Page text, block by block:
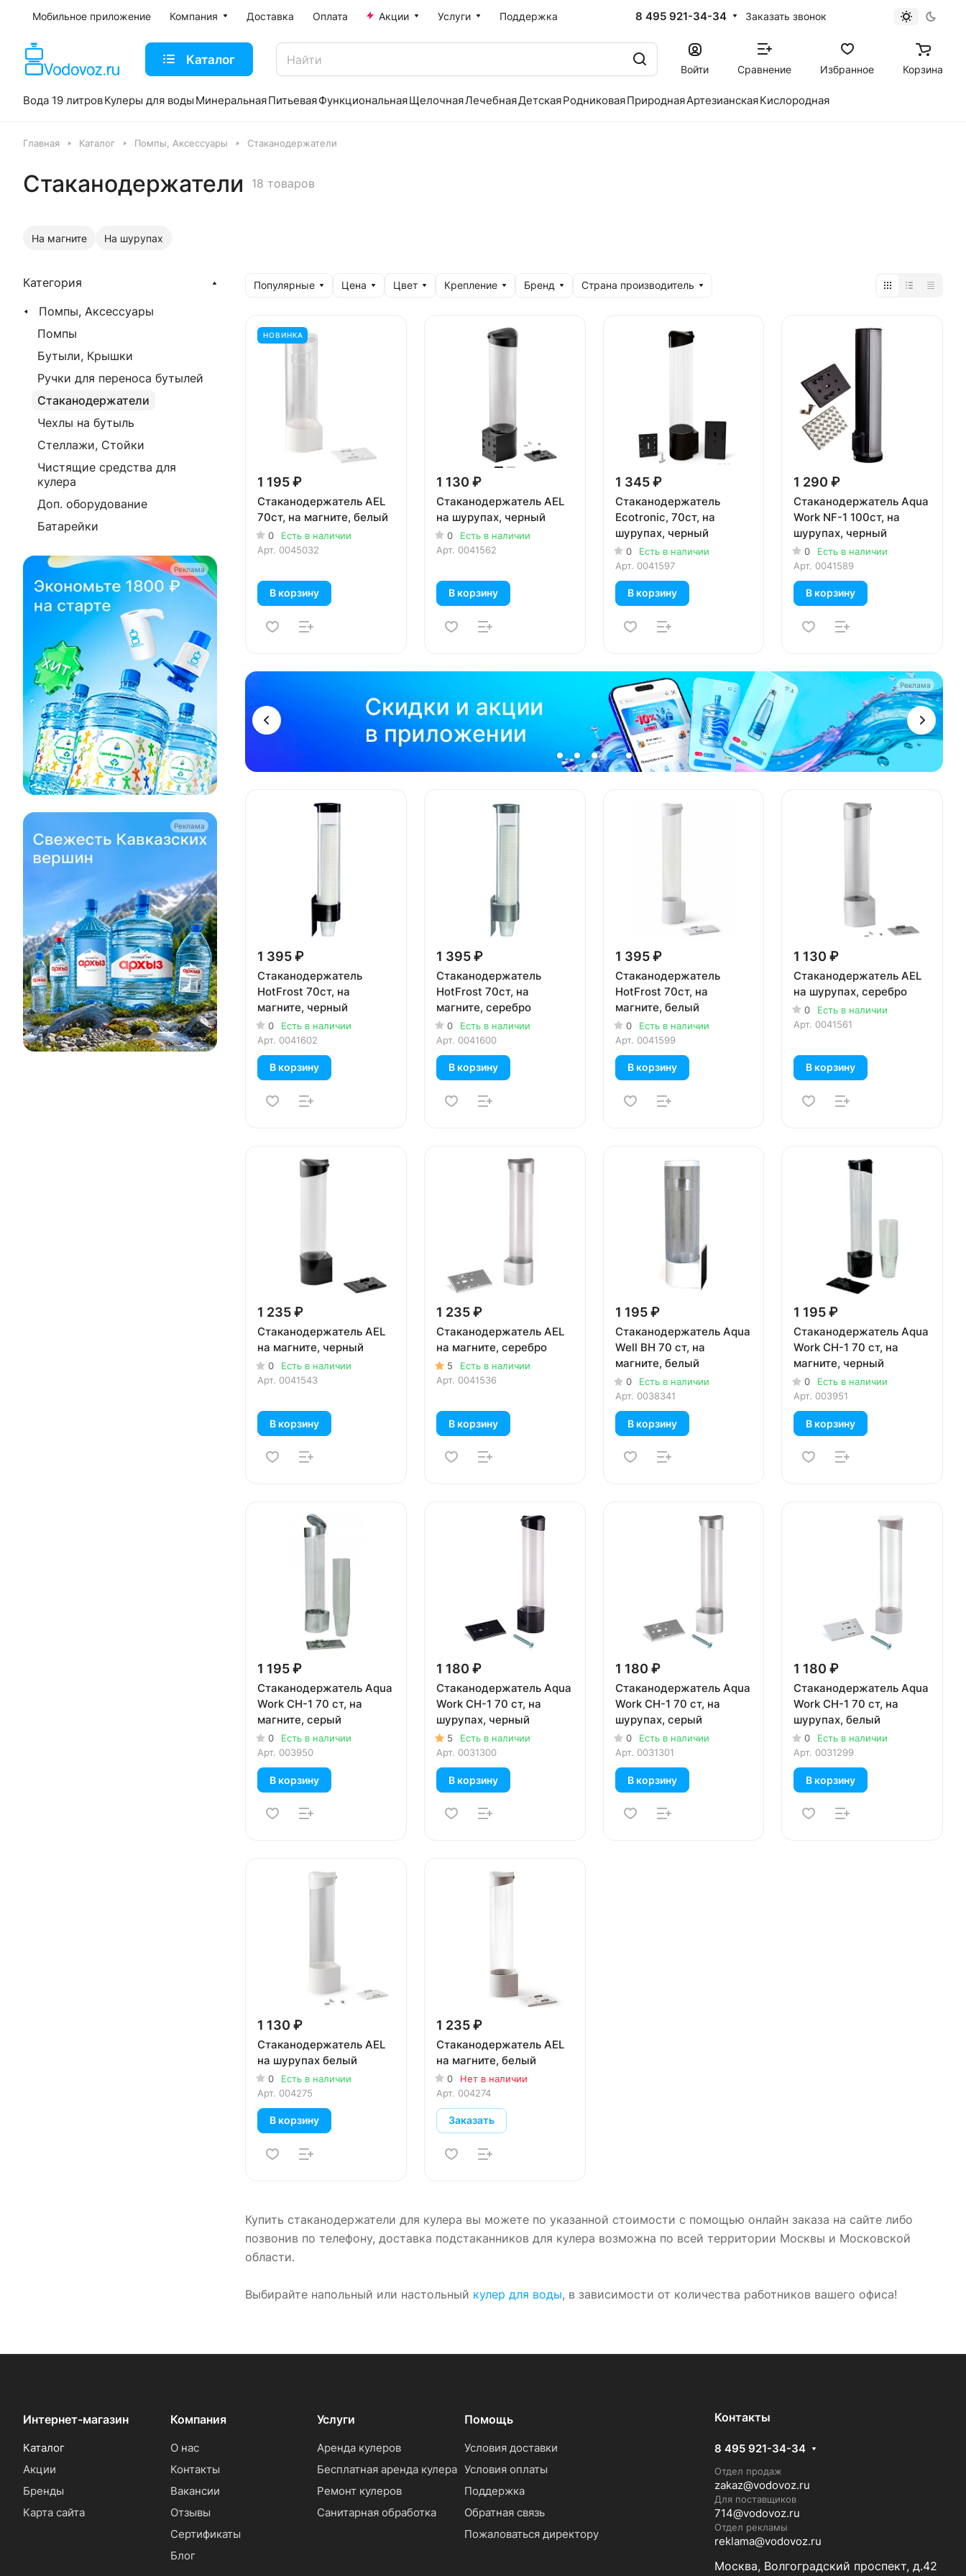
Мобильное приложение Компания Доставка Оплата Акции Услуги Поддержка 8 495 921-34-34 Заказать звонок
Каталог
Войти Сравнение Избранное Корзина
Вода 19 литровКулеры для воды МинеральнаяПитьеваяФункциональнаяЩелочнаяЛечебнаяДетскаяРодниковаяПрироднаяАртезианскаяКислородная
Главная Каталог Помпы, Аксессуары Стаканодержатели
Стаканодержатели 18 товаров
На магните На шурупах
Популярные Цена Цвет Крепление Бренд Страна производитель
НОВИНКА
1 195 ₽
Стаканодержатель AEL
70ст, на магните, белый
0
Есть в наличии
Арт. 0045032
В корзину
Реклама
1 130 ₽
Стаканодержатель AEL
на шурупах, черный
0
Есть в наличии
Арт. 0041562
В корзину
1 345 ₽
Стаканодержатель
Ecotronic, 70ст, на
шурупах, черный
0
Есть в наличии
Арт. 0041597
В корзину
1 290 ₽
Стаканодержатель Aqua
Work NF-1 100ст, на
шурупах, черный
0
Есть в наличии
Арт. 0041589
В корзину
1 395 ₽
Стаканодержатель
HotFrost 70ст, на
магните, черный
0
Есть в наличии
Арт. 0041602
В корзину
1 395 ₽
Стаканодержатель
HotFrost 70ст, на
магните, серебро
0
Есть в наличии
Арт. 0041600
В корзину
1 395 ₽
Стаканодержатель
HotFrost 70ст, на
магните, белый
0
Есть в наличии
Арт. 0041599
В корзину
1 130 ₽
Стаканодержатель AEL
на шурупах, серебро
0
Есть в наличии
Арт. 0041561
В корзину
1 235 ₽
Стаканодержатель AEL
на магните, черный
0
Есть в наличии
Арт. 0041543
В корзину
1 235 ₽
Стаканодержатель AEL
на магните, серебро
5
Есть в наличии
Арт. 0041536
В корзину
1 195 ₽
Стаканодержатель Aqua
Well BH 70 ст, на
магните, белый
0
Есть в наличии
Арт. 0038341
В корзину
1 195 ₽
Стаканодержатель Aqua
Work CH-1 70 ст, на
магните, черный
0
Есть в наличии
Арт. 003951
В корзину
1 195 ₽
Стаканодержатель Aqua
Work CH-1 70 ст, на
магните, серый
0
Есть в наличии
Арт. 003950
В корзину
1 180 ₽
Стаканодержатель Aqua
Work CH-1 70 ст, на
шурупах, черный
5
Есть в наличии
Арт. 0031300
В корзину
1 180 ₽
Стаканодержатель Aqua
Work CH-1 70 ст, на
шурупах, серый
0
Есть в наличии
Арт. 0031301
В корзину
1 180 ₽
Стаканодержатель Aqua
Work CH-1 70 ст, на
шурупах, белый
0
Есть в наличии
Арт. 0031299
В корзину
1 130 ₽
Стаканодержатель AEL
на шурупах белый
0
Есть в наличии
Арт. 004275
В корзину
1 235 ₽
Стаканодержатель AEL
на магните, белый
0
Нет в наличии
Арт. 004274
Заказать
Купить стаканодержатели для кулера вы можете по указанной стоимости с помощью онлайн заказа на сайте либо
позвонив по телефону, доставка подстаканников для кулера возможна по всей территории Москвы и Московской
области.
Выбирайте напольный или настольный кулер для воды, в зависимости от количества работников вашего офиса!
Категория
Помпы, Аксессуары
Помпы
Бутыли, Крышки
Ручки для переноса бутылей
Стаканодержатели
Чехлы на бутыль
Стеллажи, Стойки
Чистящие средства для
кулера
Доп. оборудование
Батарейки
Реклама
Реклама
Интернет-магазин
Каталог
Акции
Бренды
Карта сайта
Компания
О нас
Контакты
Вакансии
Отзывы
Сертификаты
Блог
Услуги
Аренда кулеров
Бесплатная аренда кулера
Ремонт кулеров
Санитарная обработка
Помощь
Условия доставки
Условия оплаты
Поддержка
Обратная связь
Пожаловаться директору
Контакты
8 495 921-34-34
Отдел продаж
zakaz@vodovoz.ru
Для поставщиков
714@vodovoz.ru
Отдел рекламы
reklama@vodovoz.ru
Москва, Волгоградский проспект, д.42